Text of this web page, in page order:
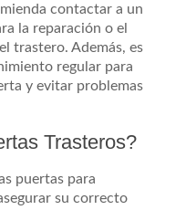
contactar a un
la reparación o el
trastero. Además, es
regular para
y evitar problemas
Trasteros?
puertas para
su correcto